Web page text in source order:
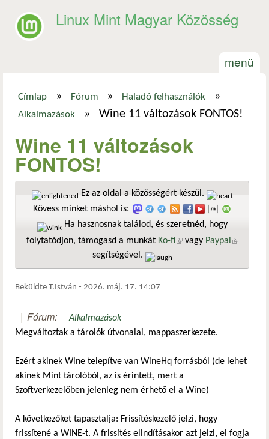
Linux Mint Magyar Közösség
menü
Jelenlegi hely
Címlap » Fórum » Haladó felhasználók »
Alkalmazások » Wine 11 változások FONTOS!
Wine 11 változások
FONTOS!
Ez az oldal a közösségért készül.
Kövess minket máshol is:
Ha hasznosnak találod, és szeretnéd, hogy
folytatódjon, támogasd a munkát Ko-fi(külső hivatkozás)
vagy Paypal
segítségével.
Beküldte T.István - 2026. máj. 17. 14:07
Fórum:
Alkalmazások
Megváltoztak a tárolók útvonalai, mappaszerkezete.
Ezért akinek Wine telepítve van WineHq forrásból (de lehet
akinek Mint tárolóból, az is érintett, mert a
Szoftverkezelőben jelenleg nem érhető el a Wine)
A következőket tapasztalja: Frissítéskezelő jelzi, hogy
frissítené a WINE-t. A frissítés elindításakor azt jelzi, el fogja